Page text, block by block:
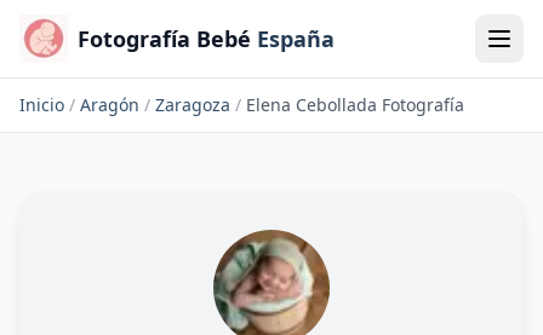
Fotografía Bebé España
Inicio / Aragón / Zaragoza / Elena Cebollada Fotografía